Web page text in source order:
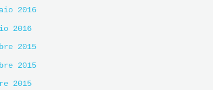
2016
2016
2015
2015
2015